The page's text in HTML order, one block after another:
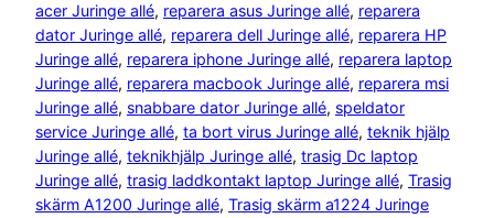
acer Juringe allé, reparera asus Juringe allé, reparera
dator Juringe allé, reparera dell Juringe allé, reparera HP
Juringe allé, reparera iphone Juringe allé, reparera laptop
Juringe allé, reparera macbook Juringe allé, reparera msi
Juringe allé, snabbare dator Juringe allé, speldator
service Juringe allé, ta bort virus Juringe allé, teknik hjälp
Juringe allé, teknikhjälp Juringe allé, trasig Dc laptop
Juringe allé, trasig laddkontakt laptop Juringe allé, Trasig
skärm A1200 Juringe allé, Trasig skärm a1224 Juringe